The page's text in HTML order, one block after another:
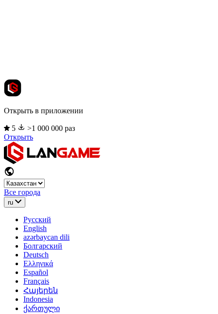
Открыть в приложении
5
>1 000 000 раз
Открыть
Все города
ru
Русский
English
azərbaycan dili
Болгарский
Deutsch
Ελληνικά
Español
Français
Հայերեն
Indonesia
ქართული